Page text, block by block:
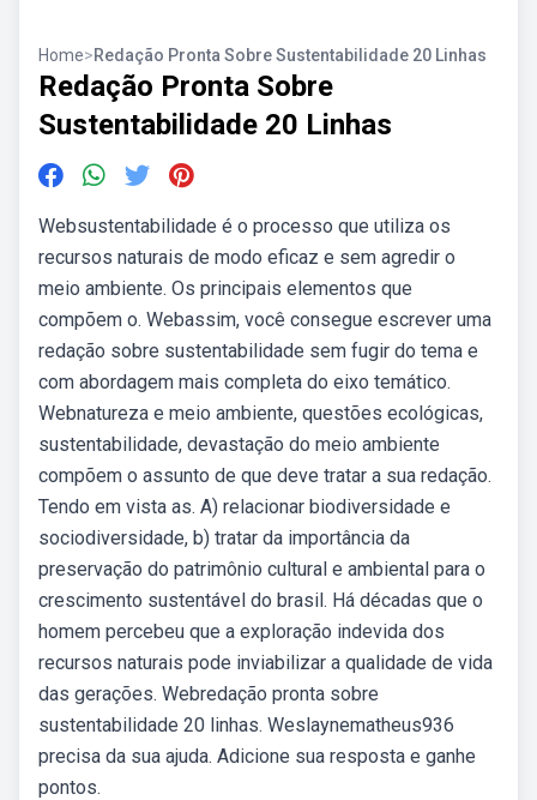
Home>Redação Pronta Sobre Sustentabilidade 20 Linhas
Redação Pronta Sobre
Sustentabilidade 20 Linhas
Websustentabilidade é o processo que utiliza os
recursos naturais de modo eficaz e sem agredir o
meio ambiente. Os principais elementos que
compõem o. Webassim, você consegue escrever uma
redação sobre sustentabilidade sem fugir do tema e
com abordagem mais completa do eixo temático.
Webnatureza e meio ambiente, questões ecológicas,
sustentabilidade, devastação do meio ambiente
compõem o assunto de que deve tratar a sua redação.
Tendo em vista as. A) relacionar biodiversidade e
sociodiversidade, b) tratar da importância da
preservação do patrimônio cultural e ambiental para o
crescimento sustentável do brasil. Há décadas que o
homem percebeu que a exploração indevida dos
recursos naturais pode inviabilizar a qualidade de vida
das gerações. Webredação pronta sobre
sustentabilidade 20 linhas. Weslaynematheus936
precisa da sua ajuda. Adicione sua resposta e ganhe
pontos.